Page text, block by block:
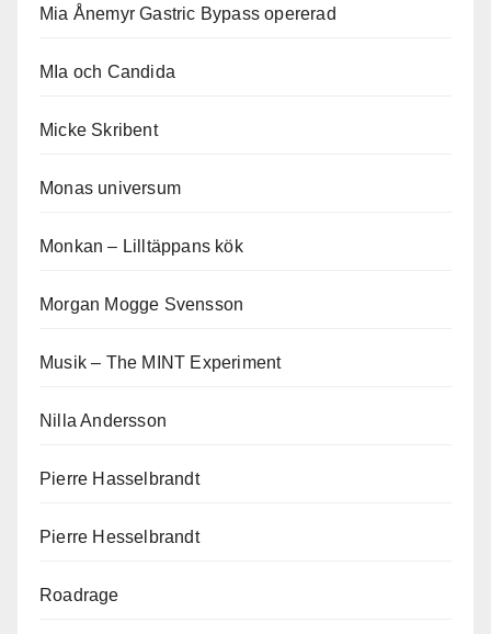
Mia Ånemyr Gastric Bypass opererad
MIa och Candida
Micke Skribent
Monas universum
Monkan – Lilltäppans kök
Morgan Mogge Svensson
Musik – The MINT Experiment
Nilla Andersson
Pierre Hasselbrandt
Pierre Hesselbrandt
Roadrage